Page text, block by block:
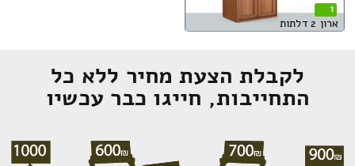
1
ארון 2 דלתות
לקבלת הצעת מחיר ללא כל
התחייבות, חייגו כבר עכשיו